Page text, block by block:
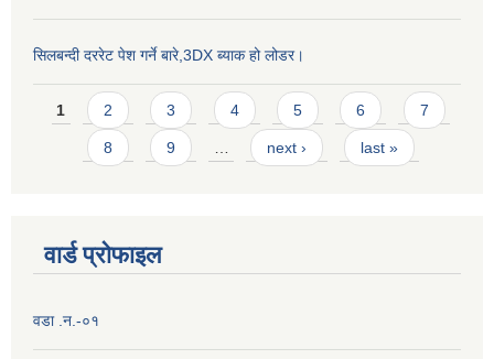
सिलबन्दी दररेट पेश गर्ने बारे,3DX ब्याक हो लोडर।
Pages
1 2 3 4 5 6 7
8 9 next › last »
वार्ड प्राेफाइल
वडा .न.-०१